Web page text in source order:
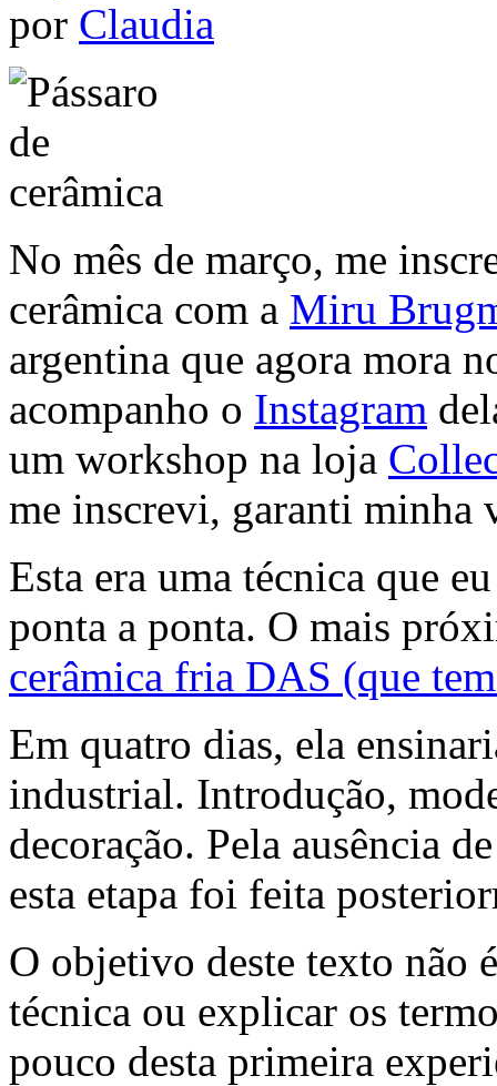
por Claudia
No mês de março, me
cerâmica com a Miru
argentina que agora mora
acompanho o Instagram
um workshop na loja
me inscrevi, garanti minha
Esta era uma técnica que
ponta a ponta. O mais
cerâmica fria DAS (que
Em quatro dias, ela
industrial. Introdução,
decoração. Pela ausência
esta etapa foi feita
O objetivo deste texto não
técnica ou explicar os
pouco desta primeira